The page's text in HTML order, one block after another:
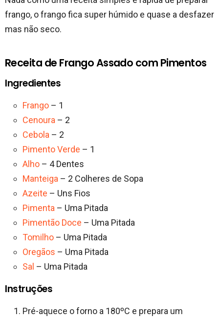
frango, o frango fica super húmido e quase a desfazer
mas não seco.
Receita de Frango Assado com Pimentos
Ingredientes
Frango – 1
Cenoura – 2
Cebola – 2
Pimento Verde – 1
Alho – 4 Dentes
Manteiga – 2 Colheres de Sopa
Azeite – Uns Fios
Pimenta – Uma Pitada
Pimentão Doce – Uma Pitada
Tomilho – Uma Pitada
Oregãos – Uma Pitada
Sal – Uma Pitada
Instruções
Pré-aquece o forno a 180ºC e prepara um